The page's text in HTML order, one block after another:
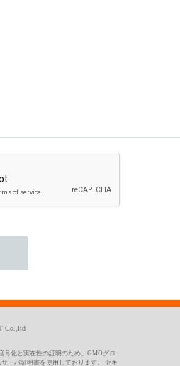
Co.,ltd
号化と実在性の証明のため、GMOグロ
ーバ証明書を使用しております。 セキ